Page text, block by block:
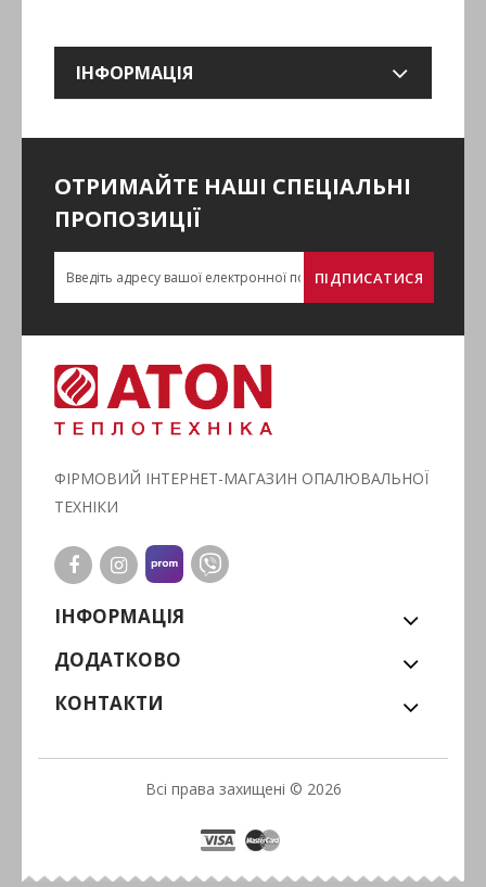
ІНФОРМАЦІЯ
ОТРИМАЙТЕ НАШІ СПЕЦІАЛЬНІ
ПРОПОЗИЦІЇ
ПІДПИСАТИСЯ
ФІРМОВИЙ ІНТЕРНЕТ-МАГАЗИН ОПАЛЮВАЛЬНОЇ
ТЕХНІКИ
ІНФОРМАЦІЯ
ДОДАТКОВО
КОНТАКТИ
Всі права захищені © 2026